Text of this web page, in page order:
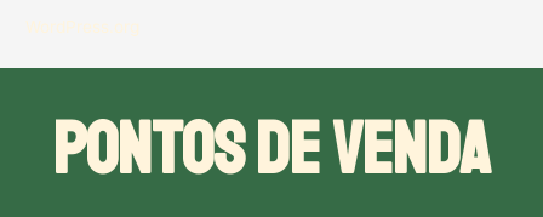
WordPress.org
PONTOS DE VENDA